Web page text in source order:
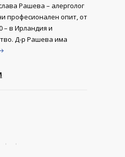
Рашева – алерголог
професионален опит, от
– в Ирландия и
Д-р Рашева има